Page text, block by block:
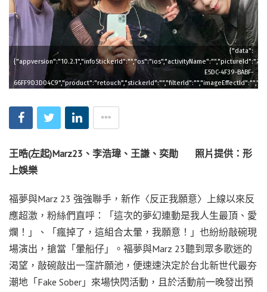
{"data":
E5DC-4F39-BABF-
王晧(左起)Marz23、李浩瑋、王謙、奕勛 照片提供：形
上娛樂
福夢與Marz 23 強強聯手，新作〈反正我願意〉上線以來反
應超激，粉絲們直呼：「這次的夢幻連動是我人生最頂、愛
爛！」、「瘋掉了，這組合太暈，我願意！」也紛紛敲碗現
場演出，搶當「暈船仔」。福夢與Marz 23聽到眾多歌迷的
渴望，敲碗敲出一窪許願池，便速速決定於台北新世代最夯
潮地「Fake Sober」來場快閃活動，且於活動前一晚發出預